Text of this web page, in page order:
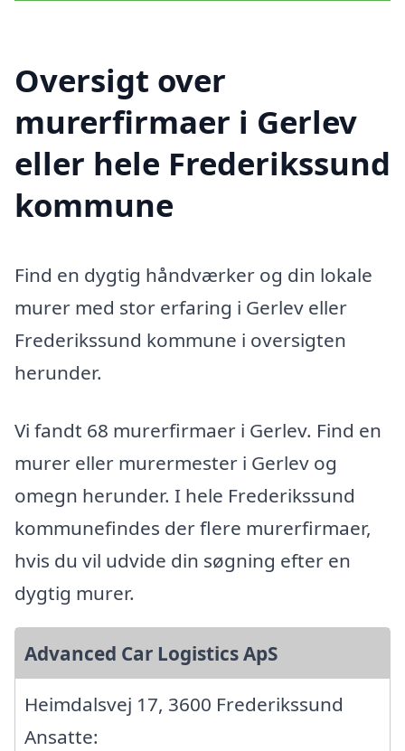
Oversigt over
murerfirmaer i Gerlev
eller hele Frederikssund
kommune
Find en dygtig håndværker og din lokale
murer med stor erfaring i Gerlev eller
Frederikssund kommune i oversigten
herunder.
Vi fandt 68 murerfirmaer i Gerlev. Find en
murer eller murermester i Gerlev og
omegn herunder. I hele Frederikssund
kommunefindes der flere murerfirmaer,
hvis du vil udvide din søgning efter en
dygtig murer.
Advanced Car Logistics ApS
Heimdalsvej 17, 3600 Frederikssund
Ansatte: